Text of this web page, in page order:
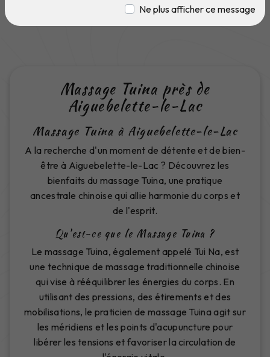
Ne plus afficher ce message
Massage Tuina près de
Aiguebelette-le-Lac
Massage Tuina à Aiguebelette-le-Lac
A la recherche d'un moment de détente et de bien-
être à Aiguebelette-le-Lac ? Découvrez les
bienfaits du massage Tuina, une pratique
ancestrale chinoise qui allie harmonie du corps et
de l'esprit.
Qu'est-ce que le Massage Tuina ?
Le massage Tuina, également appelé Tui Na, est
une technique de massage traditionnelle chinoise
qui vise à rééquilibrer les énergies du corps. En
utilisant des pressions, des étirements et des
mobilisations, le praticien de massage Tuina agit sur
les méridiens et les points d'acupuncture pour
libérer les tensions et favoriser la circulation de